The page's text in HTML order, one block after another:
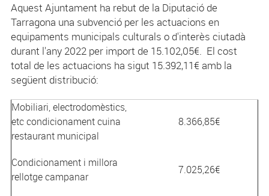
Aquest Ajuntament ha rebut de la Diputació de
Tarragona una subvenció per les actuacions en
equipaments municipals culturals o d'interès ciutadà
durant l'any 2022 per import de 15.102,05€. El cost
total de les actuacions ha sigut 15.392,11€ amb la
següent distribució:
Mobiliari, electrodomèstics,
etc condicionament cuina
restaurant municipal
8.366,85€
Condicionament i millora
rellotge campanar
7.025,26€